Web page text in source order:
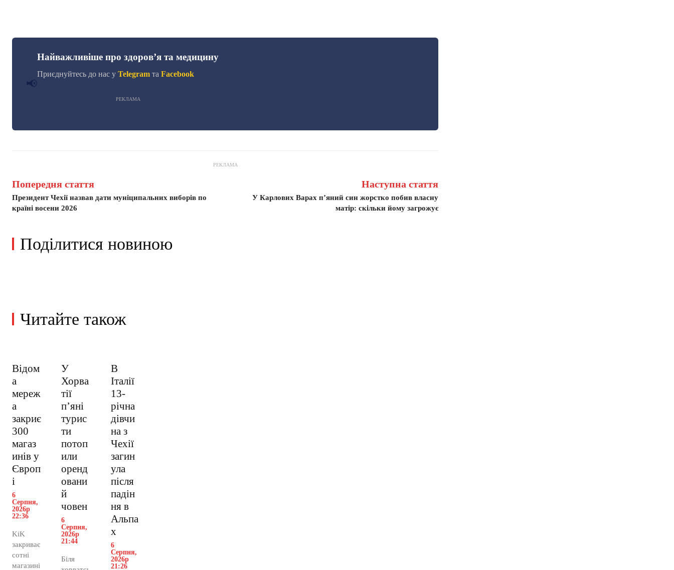
📢
Найважливіше про здоров’я та медицину
Приєднуйтесь до нас у Telegram та Facebook
РЕКЛАМА
РЕКЛАМА
Попередня стаття
Президент Чехії назвав дати муніципальних виборів по
країні восени 2026
Наступна стаття
У Карлових Варах п’яний син жорстко побив власну
матір: скільки йому загрожує
Поділитися новиною
Читайте також
Відом
а
мереж
а
закриє
300
магаз
инів у
Європ
і
6
Серпня,
2026р
22:36
KiK
закриває
сотні
магазині
У
Хорва
тії
пʼяні
турис
ти
потоп
или
оренд
овани
й
човен
6
Серпня,
2026р
21:44
Біля
В
Італії
13-
річна
дівчи
на з
Чехії
загин
ула
після
падін
ня в
Альпа
х
6
Серпня,
2026р
21:26